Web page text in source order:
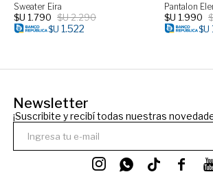
Sweater Eira
$U 1.790 $U2.290
$U 1.522
Pantalon
$U 1.990
$U
Newsletter
¡Suscribite y recibí todas nuestras

 